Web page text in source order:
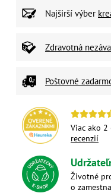
Najširší výber
Zdravotná
Poštovné
Viac ako
recenzií
Životné
o